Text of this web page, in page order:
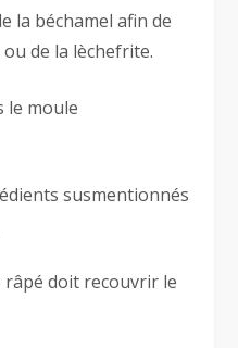
la béchamel afin de
de la lèchefrite.
le moule
susmentionnés
doit recouvrir le